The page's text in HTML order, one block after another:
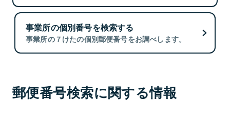
事業所の個別番号を検索する
事業所の７けたの個別郵便番号をお調べします。
郵便番号検索に関する情報